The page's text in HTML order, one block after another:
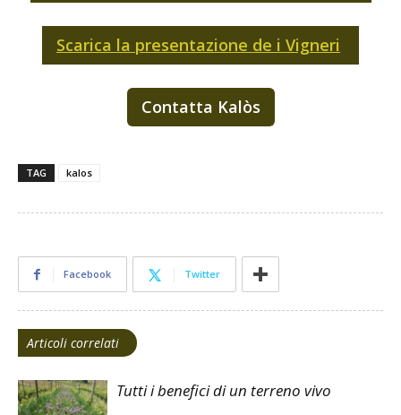
Scarica la presentazione de i Vigneri
Contatta Kalòs
TAG kalos
Facebook Twitter
Articoli correlati
Tutti i benefici di un terreno vivo